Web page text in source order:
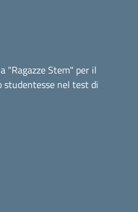
"Ragazze Stem" per il
nel test di